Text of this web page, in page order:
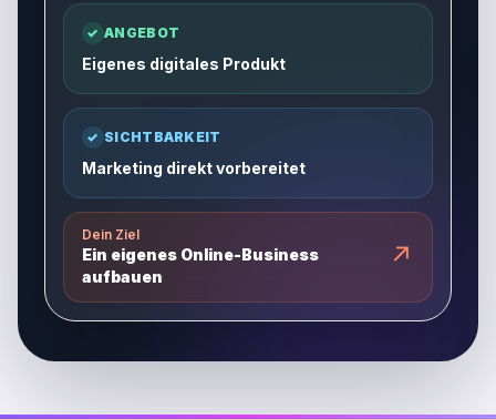
✓ ANGEBOT
Eigenes digitales Produkt
✓ SICHTBARKEIT
Marketing direkt vorbereitet
Dein Ziel
Ein eigenes Online-Business
aufbauen
↗